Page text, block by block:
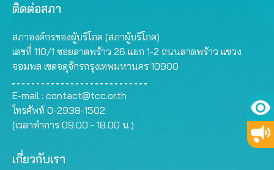
ติดต่อสภา
สภาองค์กรของผู้บริโภค (สภาผู้บริโภค)
เลขที่ 110/1 ซอยลาดพร้าว 26 แยก 1-2 ถนนลาดพร้าว แขวง
จอมพล เขตจตุจักรกรุงเทพมหานคร 10900
E-mail : contact@tcc.or.th
โทรศัพท์ 0-2938-1502
(เวลาทำการ 09.00 - 18.00 น.)
เกี่ยวกับเรา